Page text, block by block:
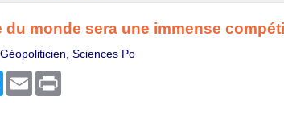
du monde sera une immense
Sciences Po
TwitterEmail Print